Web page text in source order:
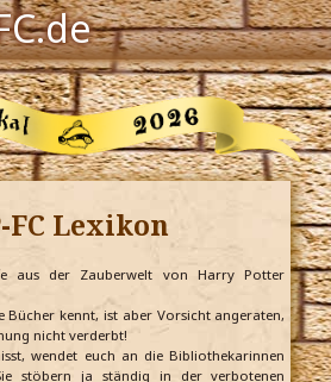
FC Lexikon
aus der Zauberwelt von Harry Potter
kennt, ist aber Vorsicht angeraten,
nicht verderbt!
wendet euch an die Bibliothekarinnen
stöbern ja ständig in der verbotenen